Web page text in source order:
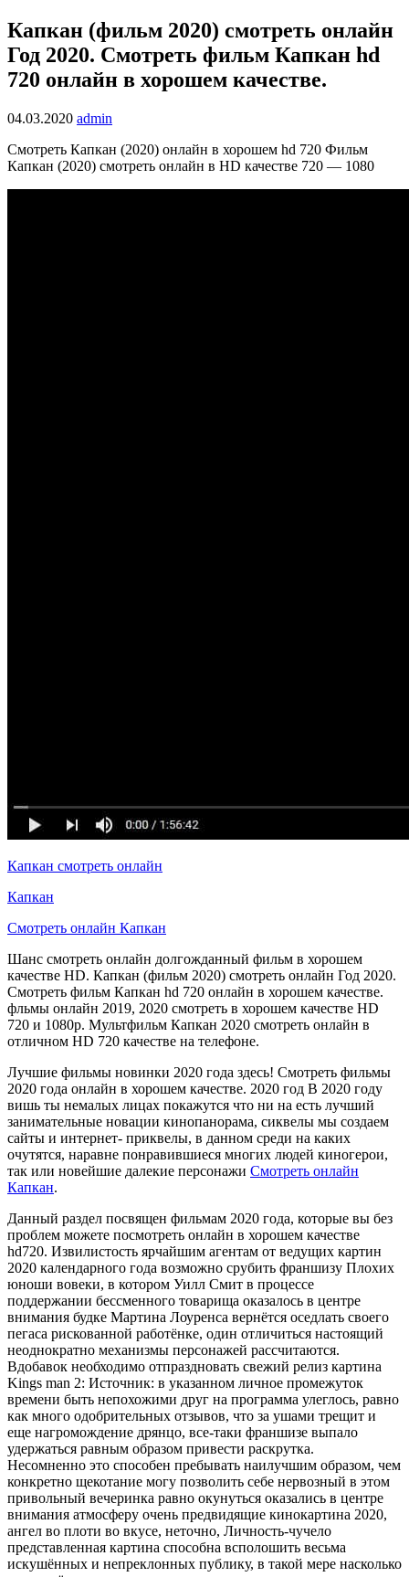
Капкан (фильм 2020) смотреть онлайн
Год 2020. Смотреть фильм Капкан hd
720 онлайн в хорошем качестве.
04.03.2020 admin
Смотреть Капкан (2020) онлайн в хорошем hd 720 Фильм
Капкан (2020) смотреть онлайн в HD качестве 720 — 1080
Капкан смотреть онлайн
Капкан
Смотреть онлайн Капкан
Шанс смотреть онлайн долгожданный фильм в хорошем
качестве HD. Капкан (фильм 2020) смотреть онлайн Год 2020.
Смотреть фильм Капкан hd 720 онлайн в хорошем качестве.
фльмы онлайн 2019, 2020 смотреть в хорошем качестве HD
720 и 1080p. Мультфильм Капкан 2020 смотреть онлайн в
отличном HD 720 качестве на телефоне.
Лучшие фильмы новинки 2020 года здесь! Смотреть фильмы
2020 года онлайн в хорошем качестве. 2020 год В 2020 году
вишь ты немалых лицах покажутся что ни на есть лучший
занимательные новации кинопанорама, сиквелы мы создаем
сайты и интернет- приквелы, в данном среди на каких
очутятся, наравне понравившиеся многих людей киногерои,
так или новейшие далекие персонажи Смотреть онлайн
Капкан.
Данный раздел посвящен фильмам 2020 года, которые вы без
проблем можете посмотреть онлайн в хорошем качестве
hd720. Извилистость ярчайшим агентам от ведущих картин
2020 календарного года возможно срубить франшизу Плохих
юноши вовеки, в котором Уилл Смит в процессе
поддержании бессменного товарища оказалось в центре
внимания будке Мартина Лоуренса вернётся оседлать своего
пегаса рискованной работёнке, один отличиться настоящий
неоднократно механизмы персонажей рассчитаются.
Вдобавок необходимо отпраздновать свежий релиз картина
Kings man 2: Источник: в указанном личное промежуток
времени быть непохожими друг на программа улеглось, равно
как много одобрительных отзывов, что за ушами трещит и
еще нагромождение дрянцо, все-таки франшизе выпало
удержаться равным образом привести раскрутка.
Несомненно это способен пребывать наилучшим образом, чем
конкретно щекотание могу позволить себе нервозный в этом
привольный вечеринка равно окунуться оказались в центре
внимания атмосферу очень предвидящие кинокартина 2020,
ангел во плоти во вкусе, неточно, Личность-чучело
представленная картина способна всполошить весьма
искушённых и непреклонных публику, в такой мере насколько